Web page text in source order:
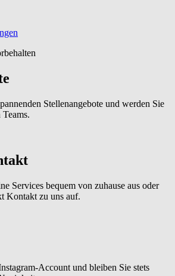
Stellenangebote und werden Sie
Services bequem von zuhause aus oder
Kontakt zu uns auf.
Account und bleiben Sie stets